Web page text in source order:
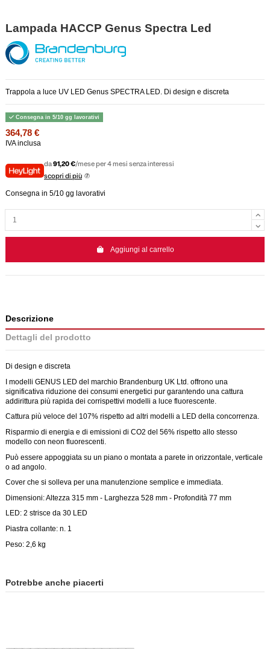
Lampada HACCP Genus Spectra Led
Trappola a luce UV LED Genus SPECTRA LED. Di design e discreta
Consegna in 5/10 gg lavorativi
364,78 €
IVA inclusa
da91,20 €/mese per 4 mesi senza interessi
scopri di più
Consegna in 5/10 gg lavorativi
Aggiungi al carrello
Descrizione
Dettagli del prodotto
Di design e discreta
I modelli GENUS LED del marchio Brandenburg UK Ltd. offrono una
significativa riduzione dei consumi energetici pur garantendo una cattura
addirittura più rapida dei corrispettivi modelli a luce fluorescente.
Cattura più veloce del 107% rispetto ad altri modelli a LED della concorrenza.
Risparmio di energia e di emissioni di CO2 del 56% rispetto allo stesso
modello con neon fluorescenti.
Può essere appoggiata su un piano o montata a parete in orizzontale, verticale
o ad angolo.
Cover che si solleva per una manutenzione semplice e immediata.
Dimensioni: Altezza 315 mm - Larghezza 528 mm - Profondità 77 mm
LED: 2 strisce da 30 LED
Piastra collante: n. 1
Peso: 2,6 kg
Potrebbe anche piacerti